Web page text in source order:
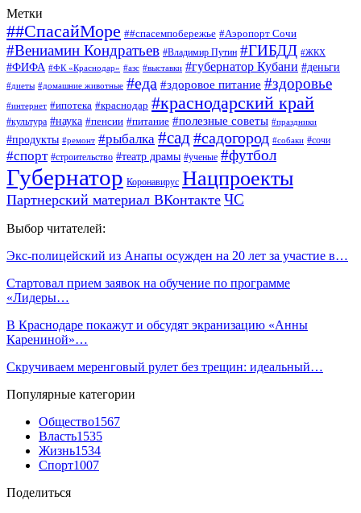
Метки
##СпасайМоре ##спасемпобережье #Аэропорт Сочи
#Вениамин Кондратьев #Владимир Путин #ГИБДД #ЖКХ
#ФИФА #ФК «Краснодар» #азс #выставки #губернатор Кубани #деньги
#диеты #домашние животные #еда #здоровое питание #здоровье
#интернет #ипотека #краснодар #краснодарский край
#культура #наука #пенсии #питание #полезные советы #праздники
#продукты #ремонт #рыбалка #сад #садогород #собаки #сочи
#спорт #строительство #театр драмы #ученые #футбол
Губернатор Коронавирус Нацпроекты
Партнерский материал ВКонтакте ЧС
Выбор читателей:
Экс-полицейский из Анапы осужден на 20 лет за участие в…
Стартовал прием заявок на обучение по программе
«Лидеры…
В Краснодаре покажут и обсудят экранизацию «Анны
Карениной»…
Скручиваем меренговый рулет без трещин: идеальный…
Популярные категории
Общество1567
Власть1535
Жизнь1534
Спорт1007
Поделиться